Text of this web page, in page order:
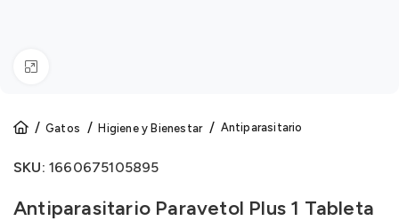
Gatos Higiene y Bienestar Antiparasitario
SKU: 1660675105895
Antiparasitario Paravetol Plus 1 Tableta